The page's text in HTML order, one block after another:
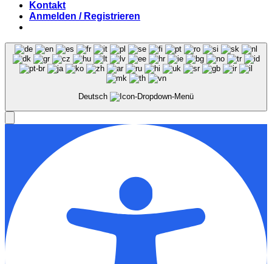
Kontakt
Anmelden / Registrieren
Deutsch